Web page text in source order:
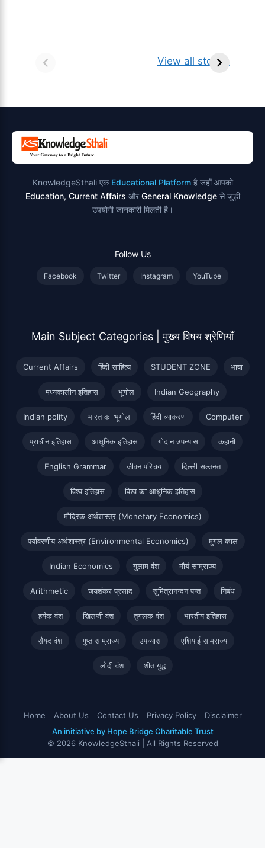
View all stories
किसे कहते है?
ज्योतिर्लिंग | नाम,
KnowledgeSthali एक Educational Platformहै जहाँ आपको
Education, Current Affairs और General Knowledgeसे जुड़ी
उपयोगी जानकारी मिलती है।
Follow Us
Facebook Twitter Instagram YouTube
Main Subject Categories | मुख्य विषय श्रेणियाँ
Current Affairs हिंदी साहित्य STUDENT ZONE भाषा
मध्यकालीन इतिहास भूगोल Indian Geography
Indian polity भारत का भूगोल हिंदी व्याकरण Computer
प्राचीन इतिहास आधुनिक इतिहास गोदान उपन्यास कहानी
English Grammar जीवन परिचय दिल्ली सल्तनत
विश्व इतिहास विश्व का आधुनिक इतिहास
मौद्रिक अर्थशास्त्र (Monetary Economics)
पर्यावरणीय अर्थशास्त्र (Environmental Economics) मुग़ल काल
Indian Economics गुलाम वंश मौर्य साम्राज्य
Arithmetic जयशंकर प्रसाद सुमित्रानन्दन पन्त निबंध
हर्यक वंश खिलजी वंश तुगलक वंश भारतीय इतिहास
सैयद वंश गुप्त साम्राज्य उपन्यास एशियाई साम्राज्य
लोदी वंश शीत युद्ध
Home About Us Contact Us Privacy Policy
Disclaimer
An initiative by Hope Bridge Charitable Trust
© 2026 KnowledgeSthali | All Rights Reserved